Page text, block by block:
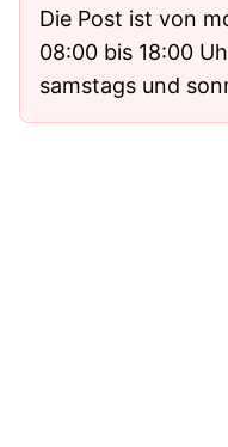
Die Post ist von
08:00 bis 18:00
samstags und